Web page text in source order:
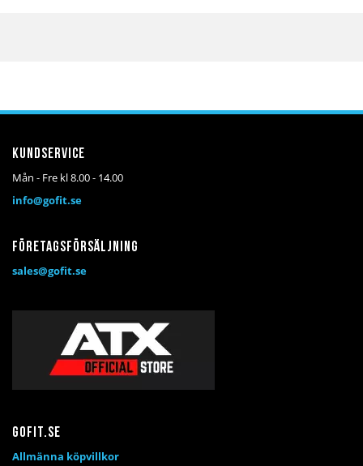
Kundservice
Mån - Fre kl 8.00 - 14.00
info@gofit.se
Företagsförsäljning
sales@gofit.se
Gofit.se
Allmänna köpvillkor